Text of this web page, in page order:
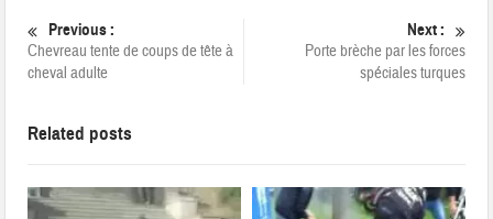
Previous :
Chevreau tente de coups de tête à
cheval adulte
Next :
Porte brèche par les forces
spéciales turques
Related posts